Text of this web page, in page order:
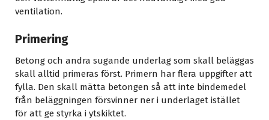
ventilation.
Primering
Betong och andra sugande underlag som skall beläggas
skall alltid primeras först. Primern har flera uppgifter att
fylla. Den skall mätta betongen så att inte bindemedel
från beläggningen försvinner ner i underlaget istället
för att ge styrka i ytskiktet.